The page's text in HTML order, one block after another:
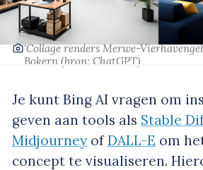
‘Collage renders Merwe-
Bokern (bron: ChatGPT)
Je kunt Bing AI vragen om
geven aan tools als Stable
Midjourney ofDALL-E om
concept te visualiseren.